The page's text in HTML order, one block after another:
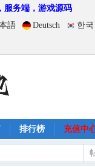
服务端，游戏源码
語 Deutsch 한
排行榜 充值中